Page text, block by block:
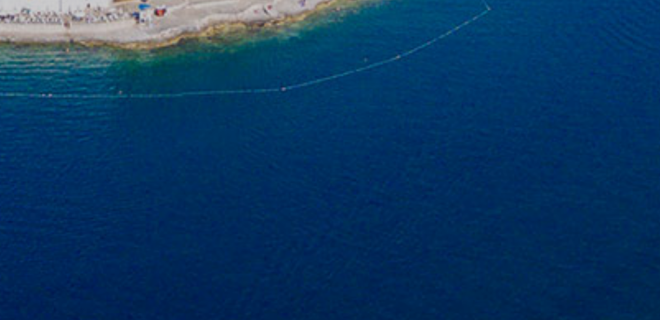
À propos de nous
Partenaires
FAQ
Bateaux à moteur
Catamarans
Catamarans à moteur
Yacht à moteur
Locations avec Skipper
Locations avec Equipage
Flottille
Valovie - Assistant de
Zadar
Biograd na Moru
Région de voile de Šibenik
Vodice
Rogoznica
Région de navigation de
Marina Frapa, Rogoznica
Yachtclub Seget - Marina